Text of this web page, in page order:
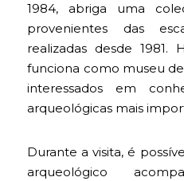
1984, abriga uma
provenientes das
realizadas desde 1981.
funciona como museu
interessados em
arqueológicas mais
Durante a visita, é
arqueológico